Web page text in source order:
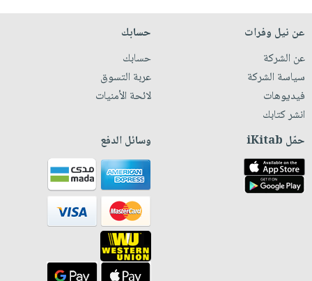
عن نيل وفرات
عن الشركة
سياسة الشركة
فيديوهات
انشر كتابك
حسابك
حسابك
عربة التسوق
لائحة الأمنيات
حمّل iKitab وسائل الدفع